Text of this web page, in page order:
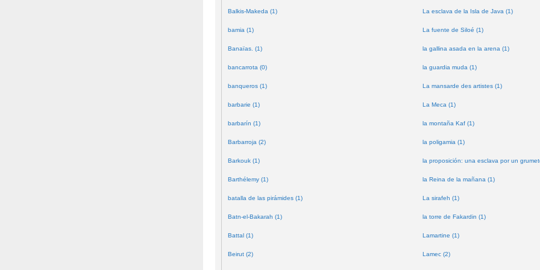
Balkis-Makeda (1)
bamia (1)
Banaïas. (1)
bancarrota (0)
banqueros (1)
barbarie (1)
barbarín (1)
Barbarroja (2)
Barkouk (1)
Barthélemy (1)
batalla de las pirámides (1)
Batn-el-Bakarah (1)
Battal (1)
Beirut (2)
La esclava de la Isla de Java (1)
La fuente de Siloé (1)
la gallina asada en la arena (1)
la guardia muda (1)
La mansarde des artistes (1)
La Meca (1)
la montaña Kaf (1)
la poligamia (1)
la proposición: una esclava por un
la Reina de la mañana (1)
La sirafeh (1)
la torre de Fakardin (1)
Lamartine (1)
Lamec (2)